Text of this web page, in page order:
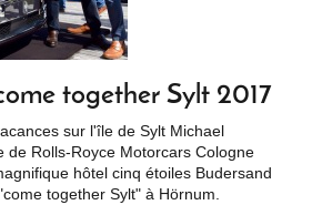
together Sylt 2017
sur l'île de Sylt Michael
de Rolls-Royce Motorcars Cologne
hôtel cinq étoiles Budersand
together Sylt" à Hörnum.